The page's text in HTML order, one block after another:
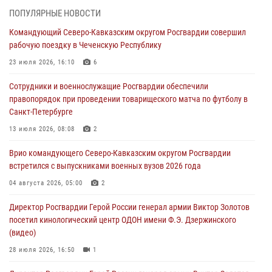
В Центральных регионах России продолжается ведомственная
09 августа 2026, 08:00
В Чеченской Республике пожарные расчеты Росгвардии и МЧС
09 августа 2026, 08:00
В Кузбассе росгвардейцы помогли вернуть горожанке пропавшую
мать
Лучшие футбольные команды Южного округа Росгвардии
определили на Кубани
ПОПУЛЯРНЫЕ НОВОСТИ
Командующий Северо-Кавказским округом Росгвардии совершил
рабочую поездку в Чеченскую Республику
23 июля 2026, 16:10 6
Сотрудники и военнослужащие Росгвардии обеспечили
правопорядок при проведении товарищеского матча по футболу в
Санкт-Петербурге
13 июля 2026, 08:08 2
Врио командующего Северо-Кавказским округом Росгвардии
встретился с выпускниками военных вузов 2026 года
04 августа 2026, 05:00 2
Директор Росгвардии Герой России генерал армии Виктор Золотов
посетил кинологический центр ОДОН имени Ф.Э. Дзержинского
(видео)
28 июля 2026, 16:50 1